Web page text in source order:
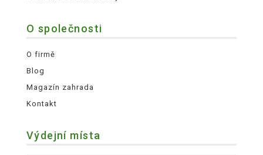
O společnosti
O firmě
Blog
Magazín zahrada
Kontakt
Výdejní místa